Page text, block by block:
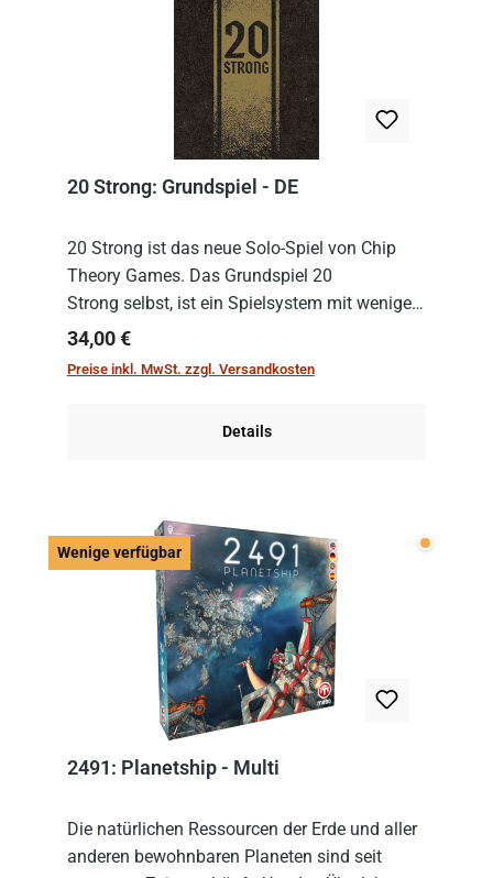
20 Strong: Grundspiel - DE
20 Strong ist das neue Solo-Spiel von Chip
Theory Games. Das Grundspiel 20
Strong selbst, ist ein Spielsystem mit wenigen,
einfachen Regeln. Um es zu spielen, muss es
immer mit einem Themenset ergänzt werden.
Regulärer Preis:
34,00 €
Preise inkl. MwSt. zzgl. Versandkosten
Details
Wenige verfügbar Wenige
2491: Planetship - Multi
Die natürlichen Ressourcen der Erde und aller
anderen bewohnbaren Planeten sind seit